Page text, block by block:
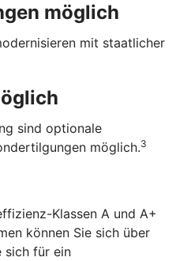
möglich
mit staatlicher
sind optionale
möglich.3
Klassen A und A+
können Sie sich über
sich für ein